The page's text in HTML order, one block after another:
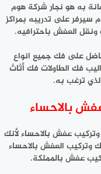
به هو نجار شركة هوم
على تدريبه بمراكز
العفش باحترافيه.
على فك جميع انواع
فك الطاولات فك أثاث
ترغب به.
بالاحساء
عفش بالاحساء لأنك
العفش بالاحساء
عفش بالمملكة.